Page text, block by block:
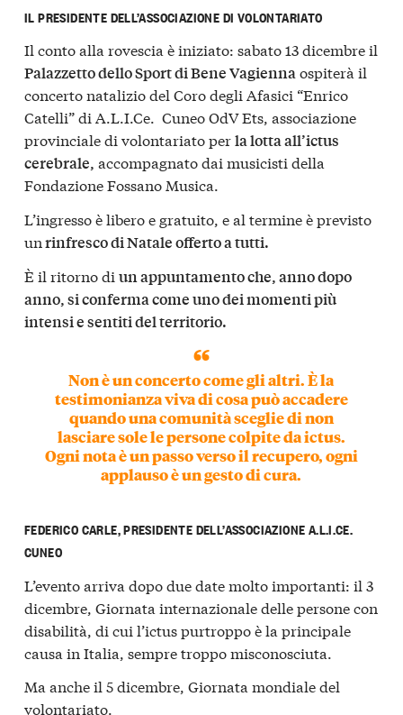
IL PRESIDENTE DELL’ASSOCIAZIONE DI VOLONTARIATO
Il conto alla rovescia è iniziato: sabato 13 dicembre il
Palazzetto dello Sport di Bene Vagiennaospiterà il
concerto natalizio del Coro degli Afasici “Enrico
Catelli” di A.L.I.Ce. Cuneo OdV Ets, associazione
provinciale di volontariato perla lotta all’ictus
cerebrale, accompagnato dai musicisti della
Fondazione Fossano Musica.
L’ingresso è libero e gratuito, e al termine è previsto
unrinfresco di Natale offerto a tutti.
È il ritorno di un appuntamento che, anno dopo
anno, si conferma come uno dei momenti più
intensi e sentiti del territorio.
Non è un concerto come gli altri. È la
testimonianza viva di cosa può accadere
quando una comunità sceglie di non
lasciare sole le persone colpite da ictus.
Ogni nota è un passo verso il recupero, ogni
applauso è un gesto di cura.
FEDERICO CARLE, PRESIDENTE DELL’ASSOCIAZIONE A.L.I.CE.
CUNEO
L’evento arriva dopo due date molto importanti: il 3
dicembre, Giornata internazionale delle persone con
disabilità, di cui l’ictus purtroppo è la principale
causa in Italia, sempre troppo misconosciuta.
Ma anche il 5 dicembre, Giornata mondiale del
volontariato.